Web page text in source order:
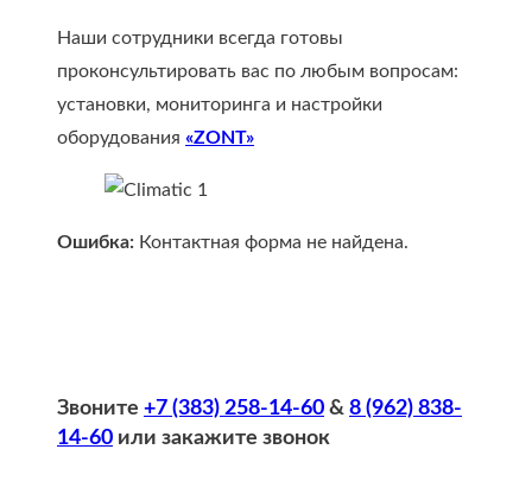
Наши сотрудники всегда готовы
проконсультировать вас по любым вопросам:
установки, мониторинга и настройки
оборудования «ZONT»
Ошибка: Контактная форма не найдена.
Звоните +7 (383) 258-14-60 & 8 (962) 838-
14-60 или закажите звонок